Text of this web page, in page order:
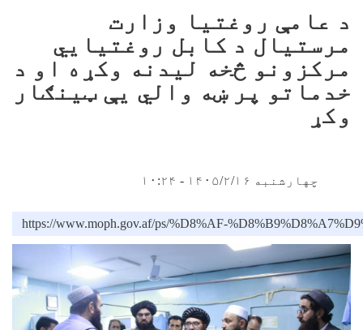
د عامې روغتیا وزارت
مرستیال د کابل روغتیايي
مرکزونو څخه لیدنه وکړه او د
خدماتو پر ښه والي یې ټینګار
وکړ
چهارشنبه ۱۴۰۵/۲/۱۶ - ۱۰:۲۴
https://www.moph.gov.af/ps/%D8%AF-